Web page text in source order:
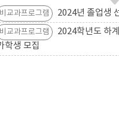
비교과프로그램 2024년 졸업생
비교과프로그램
2024학년도 하
학생 모집